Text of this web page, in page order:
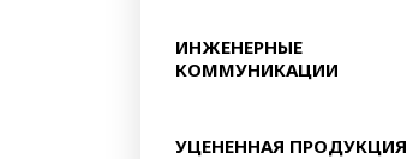
ИНЖЕНЕРНЫЕ
КОММУНИКАЦИИ
УЦЕНЕННАЯ ПРОДУКЦИЯ